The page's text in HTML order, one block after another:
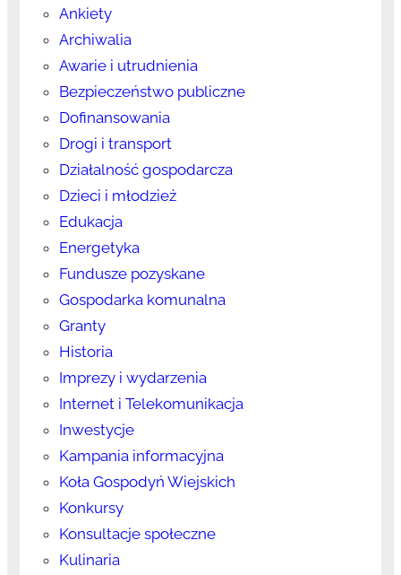
Ankiety
Archiwalia
Awarie i utrudnienia
Bezpieczeństwo publiczne
Dofinansowania
Drogi i transport
Działalność gospodarcza
Dzieci i młodzież
Edukacja
Energetyka
Fundusze pozyskane
Gospodarka komunalna
Granty
Historia
Imprezy i wydarzenia
Internet i Telekomunikacja
Inwestycje
Kampania informacyjna
Koła Gospodyń Wiejskich
Konkursy
Konsultacje społeczne
Kulinaria